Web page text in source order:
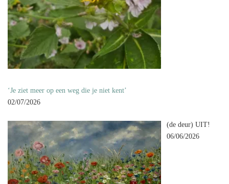
‘Je ziet meer op een weg die je niet kent’
02/07/2026
(de deur) UIT!
06/06/2026